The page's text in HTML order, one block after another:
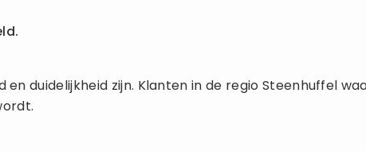
duidelijkheid zijn. Klanten in de regio Steenhuffel